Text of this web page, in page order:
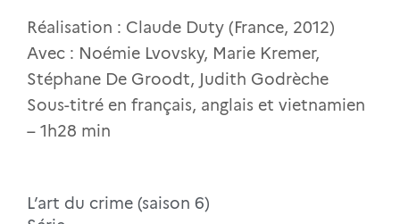
Réalisation : Claude Duty (France, 2012)
Avec : Noémie Lvovsky, Marie Kremer,
Stéphane De Groodt, Judith Godrèche
Sous-titré en français, anglais et vietnamien
– 1h28 min
L’art du crime (saison 6)